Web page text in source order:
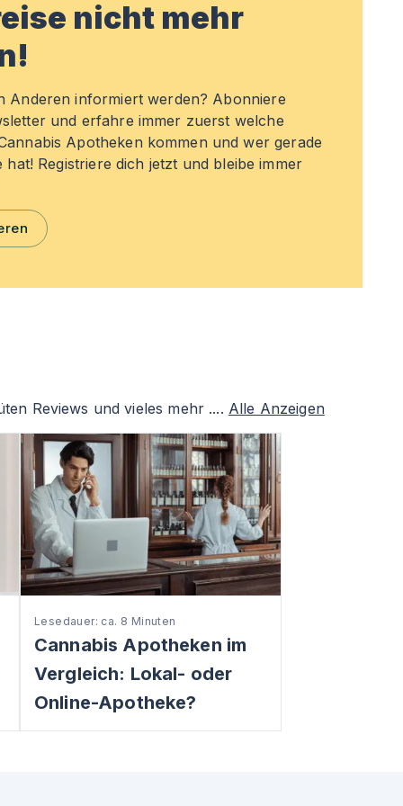
nicht mehr
Anderen informiert werden? Abonniere
und erfahre immer zuerst welche
Apotheken kommen und wer gerade
hat! Registriere dich jetzt und bleibe immer
Reviews und vieles mehr .... Alle Anzeigen
Lesedauer: ca. 8 Minuten
Cannabis Apotheken im
Vergleich: Lokal- oder
Online-Apotheke?